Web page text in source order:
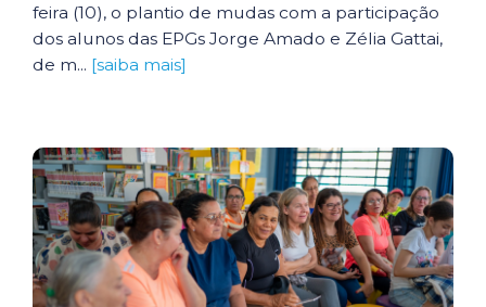
feira (10), o plantio de mudas com a participação
dos alunos das EPGs Jorge Amado e Zélia Gattai,
de m... [saiba mais]